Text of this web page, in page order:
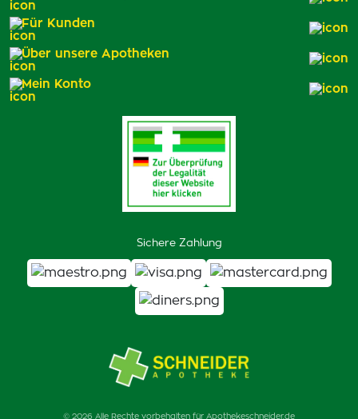
Sichere Zahlung
Für Kunden
Über unsere Apotheken
Mein Konto
© 2026 Alle Rechte vorbehalten für Apothekeschneider.de